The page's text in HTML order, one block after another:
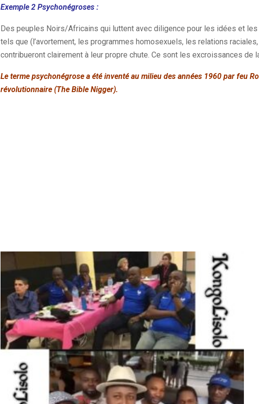
Exemple 2 Psychonégroses :
Des peuples Noirs/Africains qui luttent avec diligence pour les idées et
tels que (l’avortement, les programmes homosexuels, les relations
contribueront clairement à leur propre chute. Ce sont les excroissances de
Le terme psychonégrose a été inventé au milieu des années 1960 par feu
révolutionnaire (The Bible Nigger).